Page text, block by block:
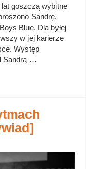
goszczą wybitne
Sandrę,
Blue. Dla byłej
w jej karierze
Występ
Sandrą …